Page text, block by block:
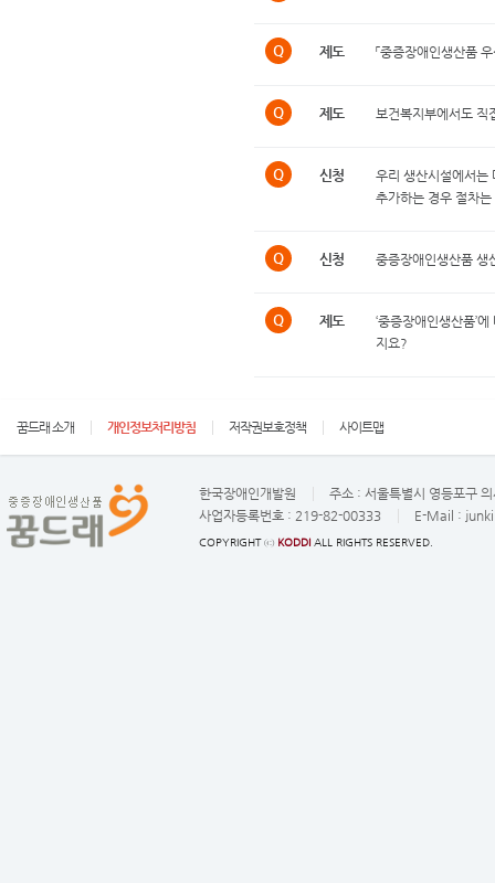
Q 제도 「중증장애인생산품
Q 제도 보건복지부에서도 직
Q 신청
우리 생산시설에서는
추가하는 경우 절차
Q 신청 중증장애인생산품 생
Q 제도
‘중증장애인생산품’
지요?
꿈드래 소개 개인정보처리방침 저작권보호정책 사이트맵
한국장애인개발원 주소 : 서울특별시 영등포구
사업자등록번호 : 219-82-00333 E-Mail :
COPYRIGHT ⓒ KODDI ALL RIGHTS RESERVED.